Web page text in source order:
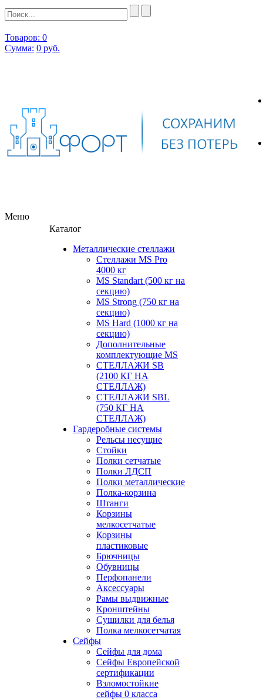
Товаров: 0
Сумма: 0 руб.
Меню
Каталог
Металлические стеллажи
Стеллажи MS Pro
4000 кг
MS Standart (500 кг на
секцию)
MS Strong (750 кг на
секцию)
MS Hard (1000 кг на
секцию)
Дополнительные
комплектующие MS
СТЕЛЛАЖИ SB
(2100 КГ НА
СТЕЛЛАЖ)
СТЕЛЛАЖИ SBL
(750 КГ НА
СТЕЛЛАЖ)
Гардеробные системы
Рельсы несущие
Стойки
Полки сетчатые
Полки ЛДСП
Полки металлические
Полка-корзина
Штанги
Корзины
мелкосетчатые
Корзины
пластиковые
Брючницы
Обувницы
Перфопанели
Аксессуары
Рамы выдвижные
Кронштейны
Сушилки для белья
Полка мелкосетчатая
Сейфы
Сейфы для дома
Сейфы Европейской
сертификации
Взломостойкие
сейфы 0 класса